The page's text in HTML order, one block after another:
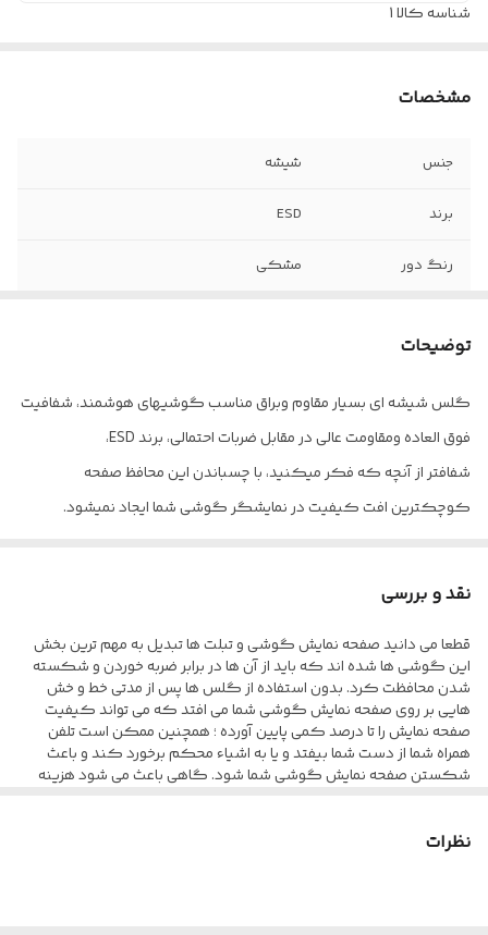
شناسه کالا1
مشخصات
جنس شیشه
برند ESD
رنگ دور مشکی
سایز فول صفحه
توضیحات
گلس شیشه ای بسیار مقاوم وبراق مناسب گوشیهای هوشمند، شفافیت
فوق العاده ومقاومت عالی در مقابل ضربات احتمالی، برند ESD،
شفافتر از آنچه که فکر میکنید، با چسباندن این محافظ صفحه
کوچکترین افت کیفیت در نمایشگر گوشی شما ایجاد نمیشود.
نقد و بررسی
قطعا می دانید صفحه نمایش گوشی و تبلت ها تبدیل به مهم ترین بخش
این گوشی ها شده اند که باید از آن ها در برابر ضربه خوردن و شکسته
شدن محافظت کرد. بدون استفاده از گلس ها پس از مدتی خط و خش
هایی بر روی صفحه نمایش گوشی شما می افتد که می تواند کیفیت
صفحه نمایش را تا درصد کمی پایین آورده ؛ همچنین ممکن است تلفن
همراه شما از دست شما بیفتد و یا به اشیاء محکم برخورد کند و باعث
شکستن صفحه نمایش گوشی شما شود. گاهی باعث می شود هزینه
طور کامل صفحه نمایش گوشی شما را می پوشاند و در برابر آسیب ها
نظرات